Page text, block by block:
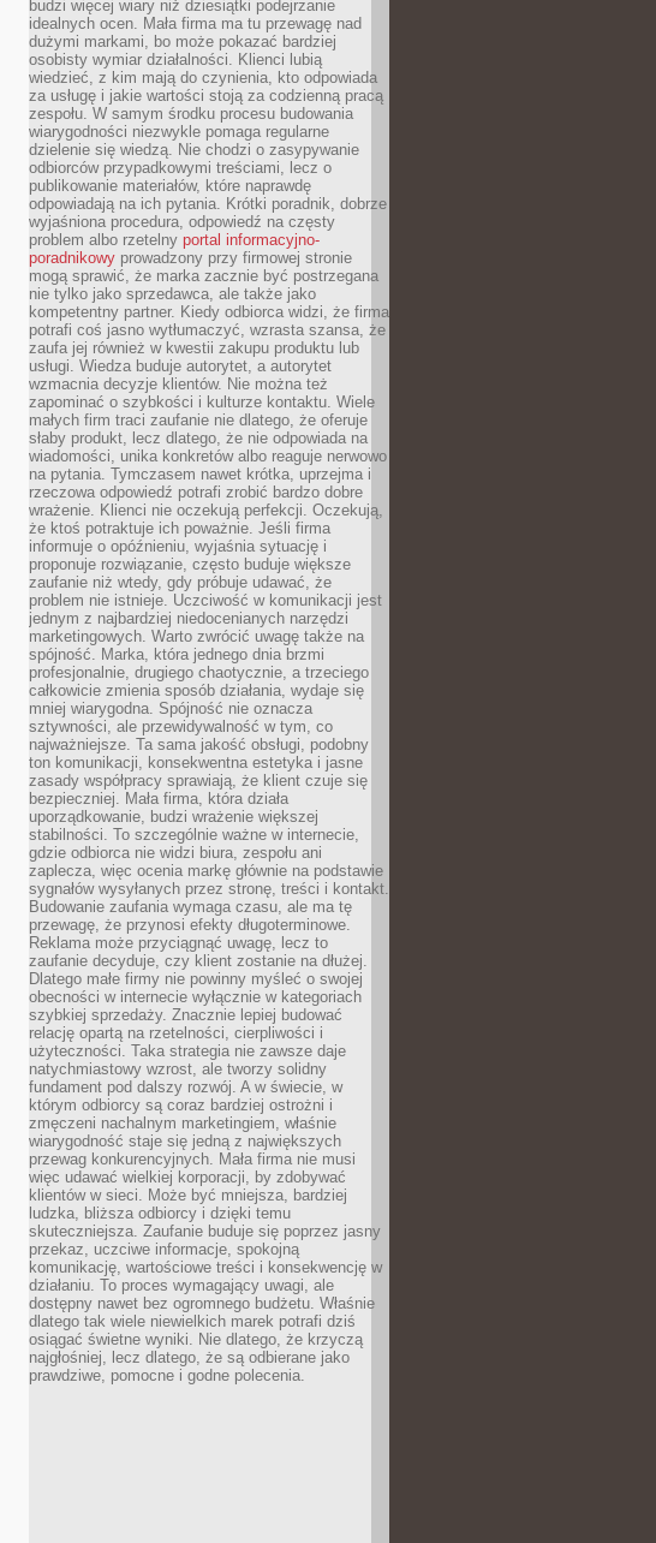
budzi więcej wiary niż dziesiątki podejrzanie
idealnych ocen. Mała firma ma tu przewagę nad
dużymi markami, bo może pokazać bardziej
osobisty wymiar działalności. Klienci lubią
wiedzieć, z kim mają do czynienia, kto odpowiada
za usługę i jakie wartości stoją za codzienną pracą
zespołu. W samym środku procesu budowania
wiarygodności niezwykle pomaga regularne
dzielenie się wiedzą. Nie chodzi o zasypywanie
odbiorców przypadkowymi treściami, lecz o
publikowanie materiałów, które naprawdę
odpowiadają na ich pytania. Krótki poradnik, dobrze
wyjaśniona procedura, odpowiedź na częsty
problem albo rzetelny portal informacyjno-
poradnikowy prowadzony przy firmowej stronie
mogą sprawić, że marka zacznie być postrzegana
nie tylko jako sprzedawca, ale także jako
kompetentny partner. Kiedy odbiorca widzi, że firma
potrafi coś jasno wytłumaczyć, wzrasta szansa, że
zaufa jej również w kwestii zakupu produktu lub
usługi. Wiedza buduje autorytet, a autorytet
wzmacnia decyzje klientów. Nie można też
zapominać o szybkości i kulturze kontaktu. Wiele
małych firm traci zaufanie nie dlatego, że oferuje
słaby produkt, lecz dlatego, że nie odpowiada na
wiadomości, unika konkretów albo reaguje nerwowo
na pytania. Tymczasem nawet krótka, uprzejma i
rzeczowa odpowiedź potrafi zrobić bardzo dobre
wrażenie. Klienci nie oczekują perfekcji. Oczekują,
że ktoś potraktuje ich poważnie. Jeśli firma
informuje o opóźnieniu, wyjaśnia sytuację i
proponuje rozwiązanie, często buduje większe
zaufanie niż wtedy, gdy próbuje udawać, że
problem nie istnieje. Uczciwość w komunikacji jest
jednym z najbardziej niedocenianych narzędzi
marketingowych. Warto zwrócić uwagę także na
spójność. Marka, która jednego dnia brzmi
profesjonalnie, drugiego chaotycznie, a trzeciego
całkowicie zmienia sposób działania, wydaje się
mniej wiarygodna. Spójność nie oznacza
sztywności, ale przewidywalność w tym, co
najważniejsze. Ta sama jakość obsługi, podobny
ton komunikacji, konsekwentna estetyka i jasne
zasady współpracy sprawiają, że klient czuje się
bezpieczniej. Mała firma, która działa
uporządkowanie, budzi wrażenie większej
stabilności. To szczególnie ważne w internecie,
gdzie odbiorca nie widzi biura, zespołu ani
zaplecza, więc ocenia markę głównie na podstawie
sygnałów wysyłanych przez stronę, treści i kontakt.
Budowanie zaufania wymaga czasu, ale ma tę
przewagę, że przynosi efekty długoterminowe.
Reklama może przyciągnąć uwagę, lecz to
zaufanie decyduje, czy klient zostanie na dłużej.
Dlatego małe firmy nie powinny myśleć o swojej
obecności w internecie wyłącznie w kategoriach
szybkiej sprzedaży. Znacznie lepiej budować
relację opartą na rzetelności, cierpliwości i
użyteczności. Taka strategia nie zawsze daje
natychmiastowy wzrost, ale tworzy solidny
fundament pod dalszy rozwój. A w świecie, w
którym odbiorcy są coraz bardziej ostrożni i
zmęczeni nachalnym marketingiem, właśnie
wiarygodność staje się jedną z największych
przewag konkurencyjnych. Mała firma nie musi
więc udawać wielkiej korporacji, by zdobywać
klientów w sieci. Może być mniejsza, bardziej
ludzka, bliższa odbiorcy i dzięki temu
skuteczniejsza. Zaufanie buduje się poprzez jasny
przekaz, uczciwe informacje, spokojną
komunikację, wartościowe treści i konsekwencję w
działaniu. To proces wymagający uwagi, ale
dostępny nawet bez ogromnego budżetu. Właśnie
dlatego tak wiele niewielkich marek potrafi dziś
osiągać świetne wyniki. Nie dlatego, że krzyczą
najgłośniej, lecz dlatego, że są odbierane jako
prawdziwe, pomocne i godne polecenia.